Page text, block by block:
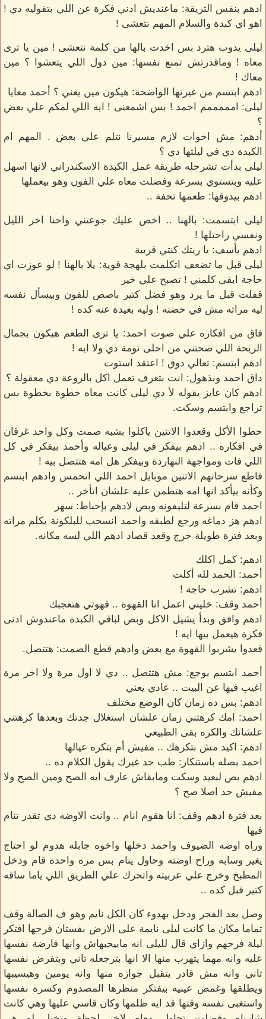
ادهم بنفس التريقة: ماعنديش ادني فكرة عن اللي بتقوليه دي !
اهو اي كبدة والسلام المهم نتعشى !
ليلى يدوب هترد بس اخدت بالها من كلمة نتعشى ! مين يا ترى
معاه ! وماقدرتش تمنع نفسها: مين دول اللي يتعشوا ؟ مين
معاك !
ادهم ابتسم من غيرتها الواضحة: هيكون مين يعني ؟ أحمد معايا
ليلى: امممممم احمد ! بس اشمعنى ! ايه اللي لمكم علي بعض
؟
أدهم: مش اخوات لازم مسيرنا نتلم علي بعض . المهم ام
الكبدة دي في ليلتها دي ؟
ليلى بدأت تشرحله طريقة عمل الكبدة الاسكندراني لانها اسهل
عليه وبتستوي بسرعة وفضلت معاه علي الفون وهو بيعملها
ادهم بيدوقها: طعمها تحفة ..
ليلى ابتسمت: بالهنا .. اخص عليك جوعتني واحنا اخر الليل
ونفسي راحتلها !
ادهم بأسف: يا ريتك كنتي قريبة
ليلى قبل ما تضعف اتكلمت بلهجة قوية: يلا بالهنا ! لو عوزت اي
حاجة ابقى كلمني ! تصبح علي خير
قفلت قبل ما يرد وهو فضل كتير باصص للفون وبيسأل نفسه
ليه مراته مش في حضنه ! وليه بعيدة عنه كده !
فاق من افكاره علي صوت احمد: يا ترى الطعم هيكون بجمال
الريحة اللي صحتني من احلى نومة دي ولا ايه !
ادهم ابتسم: تعالي دوق ! اعتقد استوت
داق احمد وبذهول: انت بتعرف تعمل اكل بالروعة دي معقولة ؟
ادهم كان عايز يقوله لأ دي ليلى كانت معاه خطوة بخطوة بس
تراجع وابتسم وسكت.
حطوا الأكل وقعدوا الاتنين ياكلوا بشبه صمت وكل واحد غرقان
في افكاره .. ادهم بيفكر في ليلى وعياله وأحمد بيفكر في كل
اللي فات ومواجهة النهاردة وبيفكر هل امه هتتصل بيه !
قاطع سرحانهم الاتنين موبايل احمد اللي اتحمس وادهم ابتسم
وكأنه بيأكد انها امه هتطمن عليه علشان اتأخر ..
احمد قام بسرعة لتليفونه وبص لادهم بإحباط: سهر
ادهم هز دماغه ورجع لطبقه واحمد انسحب للبلكونة يكلم مراته
وبعد فترة طويلة خرج وقعد قصاد ادهم اللي لسه مكانه.
ادهم: كمل اكلك
أحمد: الحمد لله أكلت
ادهم: تشرب حاجة !
أحمد وقف: خليني اعمل انا القهوة .. قهوتي هتعجبك
ادهم وافق وبدأ يشيل الاكل وبص لباقي الكبدة ماعندوش ادنى
فكرة هيعمل بيها ايه !
قعدوا يشربوا القهوة مع بعض وادهم قطع الصمت: هتتصل.
أحمد ابتسم بوجع: مش هتتصل .. دي لا اول مرة ولا اخر مرة
اغيب فيها عن البيت .. عادي يعني
ادهم: بس ده زمان كان الوضع مختلف
احمد: امك كرهتني زمان علشان استغلال جدتك وبعدها كرهتني
علشانك والكره بقى الطبيعي
ادهم: اكيد مش بتكرهك .. مفيش أم بتكره عيالها
احمد بصله باستنكار: طب حد غيرك يقول الكلام ده ..
ادهم بص لبعيد وسكت ومابقاش عارف ايه الصح ومين الصح ولا
مفيش حد اصلا صح ؟
بعد فترة ادهم وقف: انا هقوم انام .. وانت الاوضه دي تقدر تنام
فيها
وراه اوضه الضيوف واحمد دخلها واخوه جابله هدوم لو احتاج
يغير وسابه وراح اوضته وحاول ينام بس مرة واحدة قام ودخل
المطبخ وخرج علي عربيته واتحرك علي الطريق اللي ياما ساقه
كتير قبل كده ..
وصل بعد الفجر ودخل بهدوء كان الكل نايم وهو ف الصالة وقف
تماما مكان ما كانت ليلى نايمة على الارض بفستان فرحها افتكر
ليلة فرحهم وازاي قال لليلى انه مابيحبهاش وانها فارضة نفسها
عليه وانه مهما يتهرب منها الا انها بترجعله تاني وبتفرض نفسها
تاني وانه مش قادر يتقبل جوازه منها وانه يومين وهيسيبها
ويطلقها وغمض عينيه بيفتكر منظرها المصدوم وكسرة نفسها
واستغبى نفسه وقتها قد ايه ظلمها وكان قاسي عليها وهي كانت